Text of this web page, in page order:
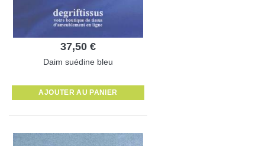
37,50 €
Daim suédine bleu
AJOUTER AU PANIER